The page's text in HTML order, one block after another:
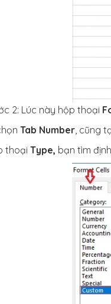
2: Lúc này hộp thoại
Tab Number , cũng
thoại Type, bạn tìm